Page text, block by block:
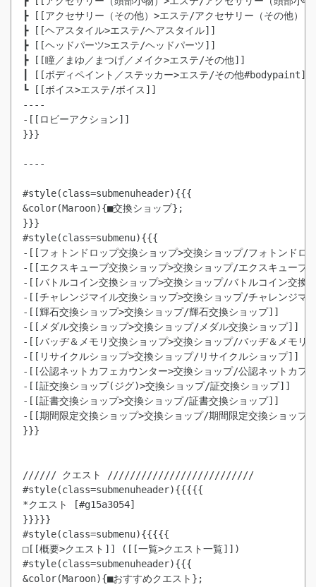
┣ [[アクセサリー（その他）>エステ/アクセサリー（その他）]]
┣ [[ヘアスタイル>エステ/ヘアスタイル]]
┣ [[ヘッドパーツ>エステ/ヘッドパーツ]]
┣ [[瞳／まゆ／まつげ／メイク>エステ/その他]]
┃ [[ボディペイント／ステッカー>エステ/その他#bodypaint]]
┗ [[ボイス>エステ/ボイス]]
----
-[[ロビーアクション]]
}}}
----
#style(class=submenuheader){{{
&color(Maroon){■交換ショップ};
}}}
#style(class=submenu){{{
-[[フォトンドロップ交換ショップ>交換ショップ/フォトンドロ
-[[エクスキューブ交換ショップ>交換ショップ/エクスキューブ
-[[バトルコイン交換ショップ>交換ショップ/バトルコイン交換
-[[チャレンジマイル交換ショップ>交換ショップ/チャレンジマ
-[[輝石交換ショップ>交換ショップ/輝石交換ショップ]]
-[[メダル交換ショップ>交換ショップ/メダル交換ショップ]]
-[[バッヂ＆メモリ交換ショップ>交換ショップ/バッヂ＆メモリ
-[[リサイクルショップ>交換ショップ/リサイクルショップ]]
-[[公認ネットカフェカウンター>交換ショップ/公認ネットカフ
-[[証交換ショップ(ジグ)>交換ショップ/証交換ショップ]]
-[[証書交換ショップ>交換ショップ/証書交換ショップ]]
-[[期間限定交換ショップ>交換ショップ/期間限定交換ショップ
}}}
////// クエスト //////////////////////////
#style(class=submenuheader){{{{{
*クエスト [#g15a3054]
}}}}}
#style(class=submenu){{{{{
□[[概要>クエスト]] ([[一覧>クエスト一覧]])
#style(class=submenuheader){{{
&color(Maroon){■おすすめクエスト};